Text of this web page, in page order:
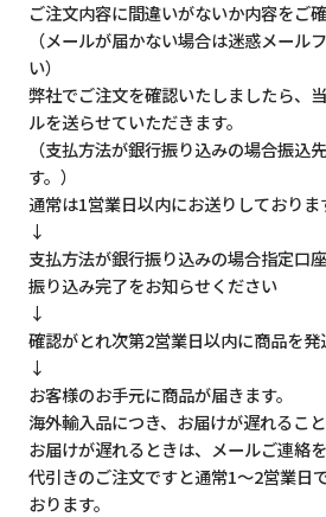
ご注文内容に間違いがないか内容をご確
（メールが届かない場合は迷惑メール
い）
弊社でご注文を確認いたしましたら、
ルを送らせていただきます。
（支払方法が銀行振り込みの場合振込
す。）
通常は1営業日以内にお送りしておりま
↓
支払方法が銀行振り込みの場合指定口
振り込み完了をお知らせください
↓
確認がとれ次第2営業日以内に商品を
↓
お客様のお手元に商品が届きます。
海外輸入品につき、お届けが遅れること
お届けが遅れるときは、メールご連絡を
代引きのご注文ですと通常1～2営業日
おります。